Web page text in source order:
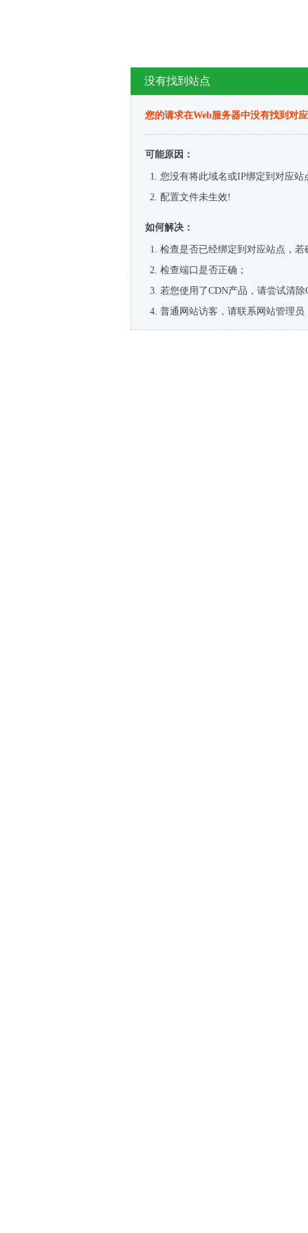
没有找到站点
您的请求在Web服务器中没有找到对
可能原因：
您没有将此域名或IP绑定到对应站
配置文件未生效!
如何解决：
检查是否已经绑定到对应站点，
检查端口是否正确；
若您使用了CDN产品，请尝试清除
普通网站访客，请联系网站管理员